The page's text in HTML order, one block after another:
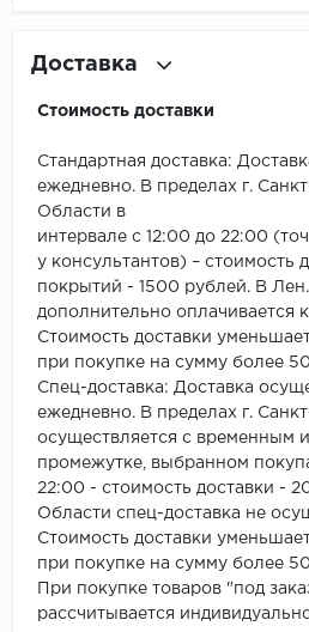
Доставка
Стоимость доставки
Стандартная доставка:
ежедневно. В пределах г.
Области в
интервале с 12:00 до 22:00
у консультантов) – стоимость
покрытий - 1500 рублей. В
дополнительно оплачивается
Стоимость доставки
при покупке на сумму более
Спец-доставка: Доставка
ежедневно. В пределах г.
осуществляется с временным
промежутке, выбранном
22:00 - стоимость доставки -
Области спец-доставка не
Стоимость доставки
при покупке на сумму более
При покупке товаров "под
рассчитывается